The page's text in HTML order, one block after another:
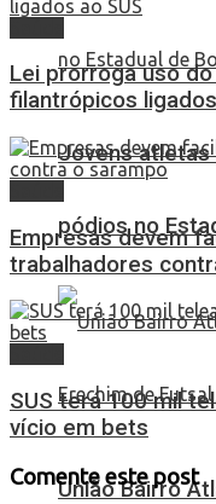
Jovens atletas
pódios no
União Bairro
Lei prorroga uso
filantrópicos
Empresas devem
trabalhadores
SUS terá 100 mil
vício em bets
Comente este post